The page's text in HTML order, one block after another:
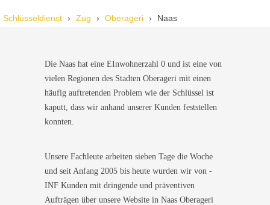
Schlüsseldienst Zug Oberageri Naas
Die Naas hat eine EInwohnerzahl 0 und ist eine von
vielen Regionen des Stadten Oberageri mit einen
häufig auftretenden Problem wie der Schlüssel ist
kaputt, dass wir anhand unserer Kunden feststellen
konnten.
Unsere Fachleute arbeiten sieben Tage die Woche
und seit Anfang 2005 bis heute wurden wir von -
INF Kunden mit dringende und präventiven
Aufträgen über unsere Website in Naas Oberageri